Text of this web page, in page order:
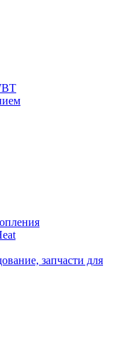
запчасти для